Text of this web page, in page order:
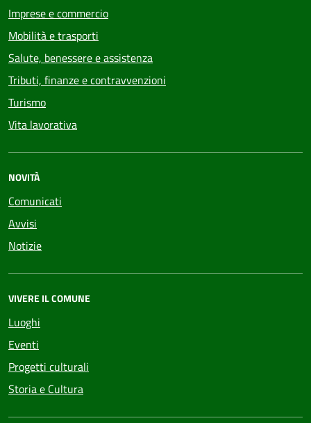
Imprese e commercio
Mobilità e trasporti
Salute, benessere e assistenza
Tributi, finanze e contravvenzioni
Turismo
Vita lavorativa
NOVITÀ
Comunicati
Avvisi
Notizie
VIVERE IL COMUNE
Luoghi
Eventi
Progetti culturali
Storia e Cultura